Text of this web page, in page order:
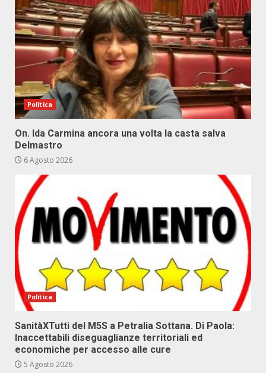
Politica
On. Ida Carmina ancora una volta la casta salva
Delmastro
6 Agosto 2026
Politica
SanitàXTutti del M5S a Petralia Sottana. Di Paola:
Inaccettabili diseguaglianze territoriali ed
economiche per accesso alle cure
5 Agosto 2026